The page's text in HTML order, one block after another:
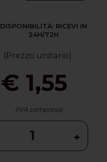
DISPONIBILITÀ: RICEVI IN
24H/72H
(Prezzo unitario)
€ 1,55
(IVA compresa)
+